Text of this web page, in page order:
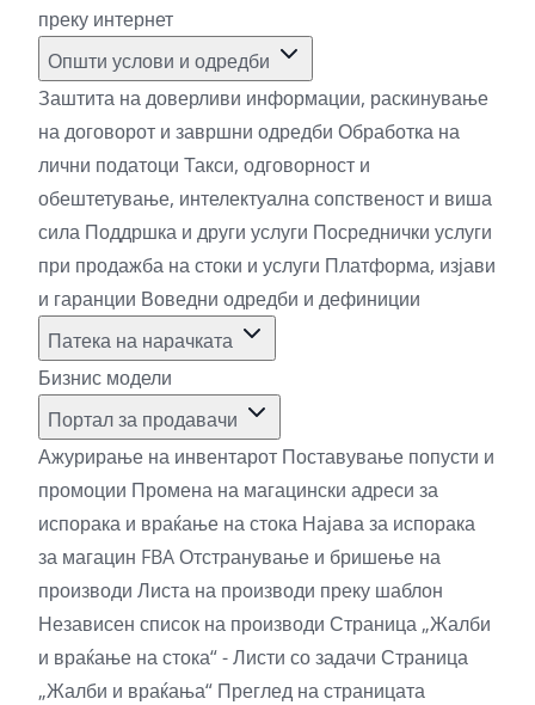
преку интернет
Општи услови и одредби
Заштита на доверливи информации, раскинување
на договорот и завршни одредби Обработка на
лични податоци Такси, одговорност и
обештетување, интелектуална сопственост и виша
сила Поддршка и други услуги Посреднички услуги
при продажба на стоки и услуги Платформа, изјави
и гаранции Воведни одредби и дефиниции
Патека на нарачката
Бизнис модели
Портал за продавачи
Ажурирање на инвентарот Поставување попусти и
промоции Промена на магацински адреси за
испорака и враќање на стока Најава за испорака
за магацин FBAОтстранување и бришење на
производи Листа на производи преку шаблон
Независен список на производи Страница „Жалби
и враќање на стока“ - Листи со задачи Страница
„Жалби и враќања“ Преглед на страницата